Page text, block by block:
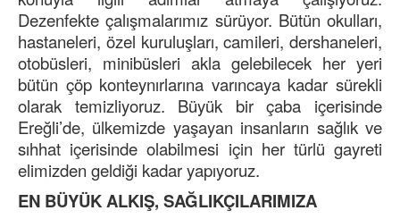
Dezenfekte çalışmalarımız sürüyor. Bütün okulları,
hastaneleri, özel kuruluşları, camileri, dershaneleri,
otobüsleri, minibüsleri akla gelebilecek her yeri
bütün çöp konteynırlarına varıncaya kadar sürekli
olarak temizliyoruz. Büyük bir çaba içerisinde
Ereğli’de, ülkemizde yaşayan insanların sağlık ve
sıhhat içerisinde olabilmesi için her türlü gayreti
elimizden geldiği kadar yapıyoruz.
EN BÜYÜK ALKIŞ, SAĞLIKÇILARIMIZA